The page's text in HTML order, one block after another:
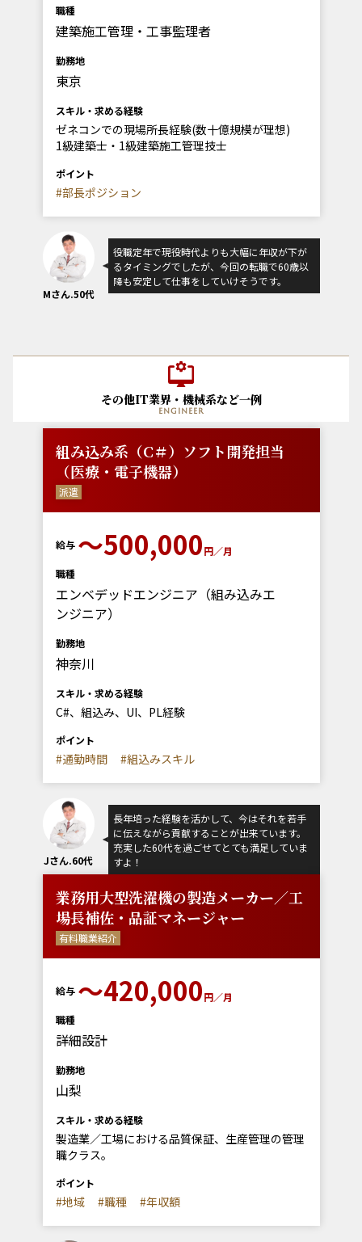
職種
建築施工管理・工事監理者
勤務地
東京
スキル・求める経験
ゼネコンでの現場所長経験(数十億規模が理想)
1級建築士・1級建築施工管理技士
ポイント
#部長ポジション
Mさん.50代
役職定年で現役時代よりも大幅に年収が下が
るタイミングでしたが、今回の転職で60歳以
降も安定して仕事をしていけそうです。
その他IT業界・機械系など一例
engineer
組み込み系（C＃）ソフト開発担当
（医療・電子機器）
派遣
給与 〜500,000円／月
職種
エンベデッドエンジニア（組み込みエ
ンジニア）
勤務地
神奈川
スキル・求める経験
C#、組込み、UI、PL経験
ポイント
#通勤時間 #組込みスキル
Jさん.60代
長年培った経験を活かして、今はそれを若手
に伝えながら貢献することが出来ています。
充実した60代を過ごせてとても満足していま
すよ！
業務用大型洗濯機の製造メーカー／工
場長補佐・品証マネージャー
有料職業紹介
給与 〜420,000円／月
職種
詳細設計
勤務地
山梨
スキル・求める経験
製造業／工場における品質保証、生産管理の管理
職クラス。
ポイント
#地域 #職種 #年収額